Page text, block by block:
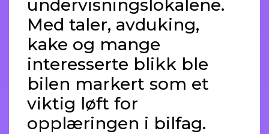
undervisningslokalene.
Med taler, avduking,
kake og mange
interesserte blikk ble
bilen markert som et
viktig løft for
opplæringen i bilfag.